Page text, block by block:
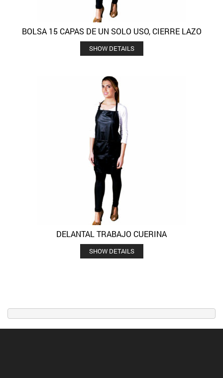
BOLSA 15 CAPAS DE UN SOLO USO, CIERRE LAZO
SHOW DETAILS
DELANTAL TRABAJO CUERINA
SHOW DETAILS